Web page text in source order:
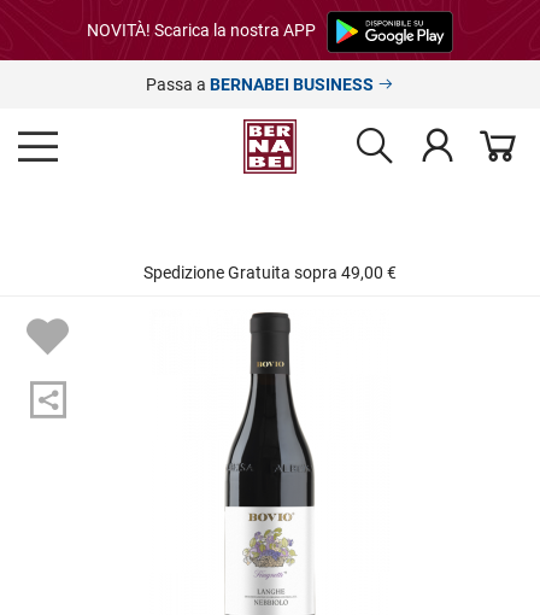
NOVITÀ! Scarica la nostra APP
Passa a BERNABEI BUSINESS
Spedizione Gratuita sopra 49,00 €